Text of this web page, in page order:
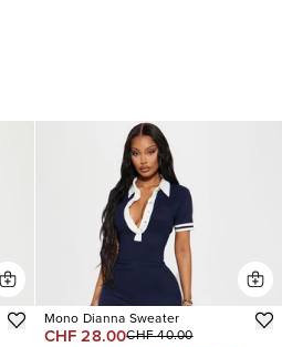
Mono Dianna Sweater
CHF 28.00CHF 40.00